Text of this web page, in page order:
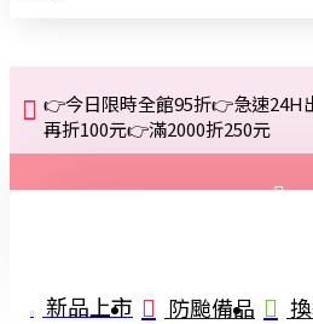
👉今日限時全館95折👉急速24H
再折100元👉滿2000折250元
註
新品上市 防颱備品